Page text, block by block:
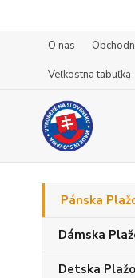
O nas
Veľkostna tabuľka
Pánska
Dámska
Detska